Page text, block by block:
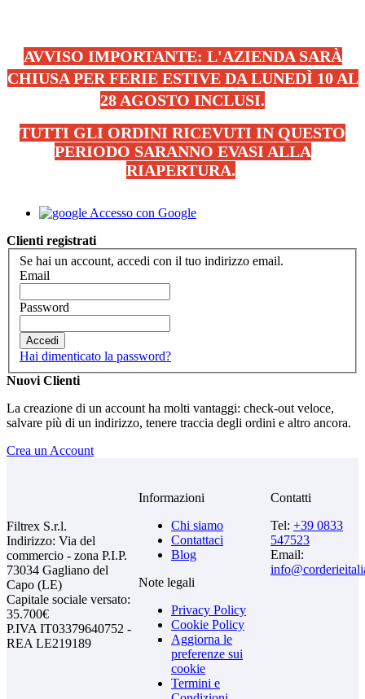
AVVISO IMPORTANTE: L'AZIENDA SARÀ
CHIUSA PER FERIE ESTIVE DA LUNEDÌ 10 AL
28 AGOSTO INCLUSI.
TUTTI GLI ORDINI RICEVUTI IN QUESTO
PERIODO SARANNO EVASI ALLA
RIAPERTURA.
Accesso con Google
Clienti registrati
Se hai un account, accedi con il tuo indirizzo email.
Email
Password
Accedi
Hai dimenticato la password?
Nuovi Clienti
La creazione di un account ha molti vantaggi: check-out veloce,
salvare più di un indirizzo, tenere traccia degli ordini e altro ancora.
Crea un Account
Filtrex S.r.l.
Indirizzo: Via del
commercio - zona P.I.P.
73034 Gagliano del
Capo (LE)
Capitale sociale versato:
35.700€
P.IVA IT03379640752 -
REA LE219189
Informazioni
Chi siamo
Contattaci
Blog
Note legali
Privacy Policy
Cookie Policy
Aggiorna le
preferenze sui
cookie
Termini e
Contatti
Tel: +39 0833
547523
Email: